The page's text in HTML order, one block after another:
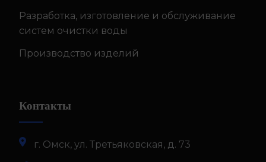
Разработка, изготовление и обслуживание
систем очистки воды
Производство изделий
Контакты
г. Омск, ул. Третьяковская, д. 73